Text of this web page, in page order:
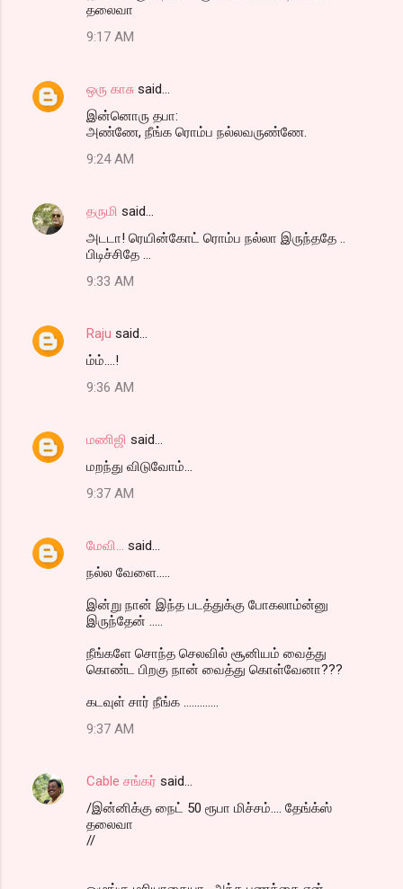
t
தலைவா
9:17 AM
ஒரு காசு said…
இன்னொரு தபா:
அண்ணே, நீங்க ரொம்ப நல்லவருண்ணே.
9:24 AM
தருமி said…
அடடா! ரெயின்கோட் ரொம்ப நல்லா இருந்ததே ..
பிடிச்சிதே ...
9:33 AM
Raju said…
ம்ம்....!
9:36 AM
மணிஜி said…
மறந்து விடுவோம்...
9:37 AM
மேவி...
said…
நல்ல வேளை.....
இன்று நான் இந்த படத்துக்கு போகலாம்ன்னு
இருந்தேன் .....
நீங்களே சொந்த செலவில் சூனியம் வைத்து
கொண்ட பிறகு நான் வைத்து கொள்வேனா???
கடவுள் சார் நீங்க .............
9:37 AM
Cable சங்கர் said…
/இன்னிக்கு நைட் 50 ரூபா மிச்சம்.... தேங்க்ஸ்
தலைவா
//